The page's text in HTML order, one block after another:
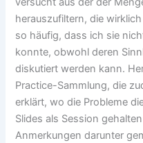
herauszufiltern, die
so häufig, dass ich sie
konnte, obwohl deren
diskutiert werden kann.
Practice-Sammlung, die
erklärt, wo die Probleme
Slides als Session
Anmerkungen darunter